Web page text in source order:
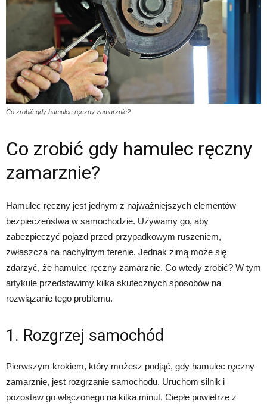
Co zrobić gdy hamulec ręczny zamarznie?
Co zrobić gdy hamulec ręczny
zamarznie?
Hamulec ręczny jest jednym z najważniejszych elementów
bezpieczeństwa w samochodzie. Używamy go, aby
zabezpieczyć pojazd przed przypadkowym ruszeniem,
zwłaszcza na nachylnym terenie. Jednak zimą może się
zdarzyć, że hamulec ręczny zamarznie. Co wtedy zrobić? W tym
artykule przedstawimy kilka skutecznych sposobów na
rozwiązanie tego problemu.
1. Rozgrzej samochód
Pierwszym krokiem, który możesz podjąć, gdy hamulec ręczny
zamarznie, jest rozgrzanie samochodu. Uruchom silnik i
pozostaw go włączonego na kilka minut. Ciepłe powietrze z